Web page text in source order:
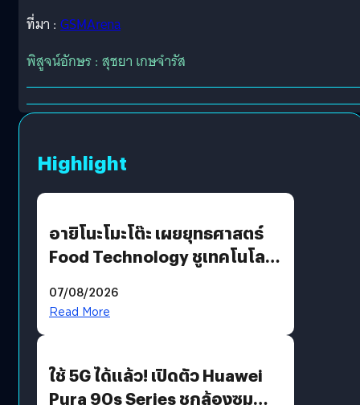
ที่มา : GSMArena
พิสูจน์อักษร : สุชยา เกษจำรัส
Highlight
อายิโนะโมะโต๊ะ เผยยุทธศาสตร์
Food Technology ชูเทคโนโลยี
บริโภคและ B2B
07/08/2026
Read More
ใช้ 5G ได้แล้ว! เปิดตัว Huawei
Pura 90s Series ชูกล้องซูม